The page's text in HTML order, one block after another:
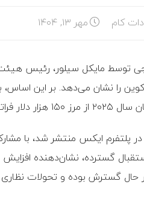
کام مهر ۱۳, ۱۴۰۴
توسط مایکل سیلور، رئیس
فراتر خواهد رفت.
گسترده، نشان‌دهنده
حال گسترش بوده و تحولات